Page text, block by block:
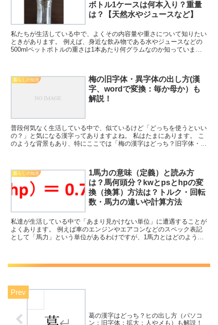
ボトル1ケースは何本入り？重量
は？【天然水やジュースなど】
私たちが生活している中で、よくその内容量や重さについて知りたい
ときがあります。 例えば、身近な飲み物である水やジュースなどの
500mlペットボトルの重さは1本あたり何グラムなのか知っています
暮らしの知恵
梅の旧字体・異字体の出し方(漢
字、wordで変換：毎か母か）も
解説！
普段何気なく生活している中で、似ているけど「どっちを使うといい
の？」と気になる漢字ってありますよね。 私はたまにあります。 こ
のような背景もあり、特にここでは「梅の漢字はどっち？旧字体・異
暮らしの知恵
1馬力の意味（定義）と読み方
は？馬何頭分？kwとpsとhpの変
換（換算）方法は？トルク・回転
数・馬力の違いや計算方法
私達が生活している中で「あまり見かけない単位」に遭遇することが
よくあります。 例えば車のエンジンやエアコンなどのスペック表記
として「馬力」という単位があるわけですが、1馬力とはどのような
葛の漢字はどっち？ヒの出し方（パソコ
ン：旧字体：拡大：人やメも）も解説！